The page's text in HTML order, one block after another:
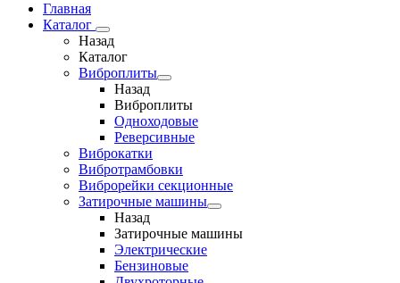
Главная
Каталог
Назад
Каталог
Виброплиты
Назад
Виброплиты
Одноходовые
Реверсивные
Виброкатки
Вибротрамбовки
Виброрейки секционные
Затирочные машины
Назад
Затирочные машины
Электрические
Бензиновые